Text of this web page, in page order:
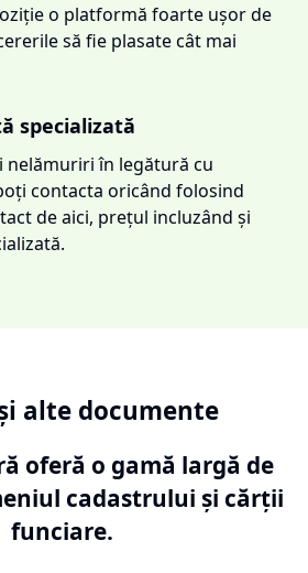
o platformă foarte ușor de
să fie plasate cât mai
specializată
nelămuriri în legătură cu
contacta oricând folosind
de aici, prețul incluzând și
alte documente
oferă o gamă largă de
cadastrului și cărții
funciare.